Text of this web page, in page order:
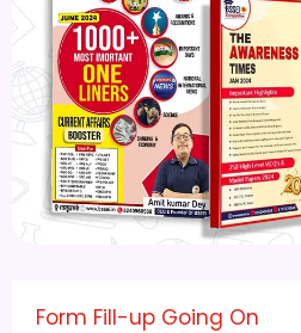
Form Fill-up Going On